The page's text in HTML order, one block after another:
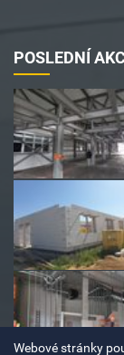
POSLEDNÍ
Webové stránky